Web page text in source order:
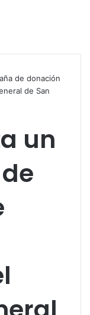
de donación
de San
un